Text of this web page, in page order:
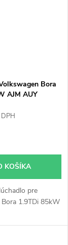
Bora
AJM AUY
KOŠÍKA
pre
1.9TDi 85kW